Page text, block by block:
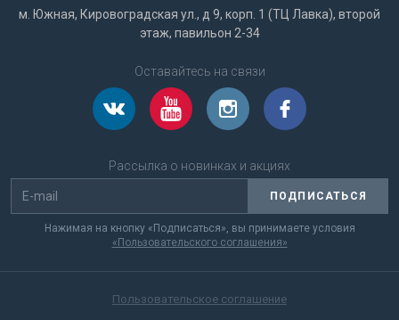
м. Южная, Кировоградская ул., д 9, корп. 1 (ТЦ Лавка), второй
этаж, павильон 2-34
Оставайтесь на связи
Рассылка о новинках и акциях
ПОДПИСАТЬСЯ
Нажимая на кнопку «Подписаться», вы принимаете условия
«Пользовательского соглашения»
Пользовательское соглашение